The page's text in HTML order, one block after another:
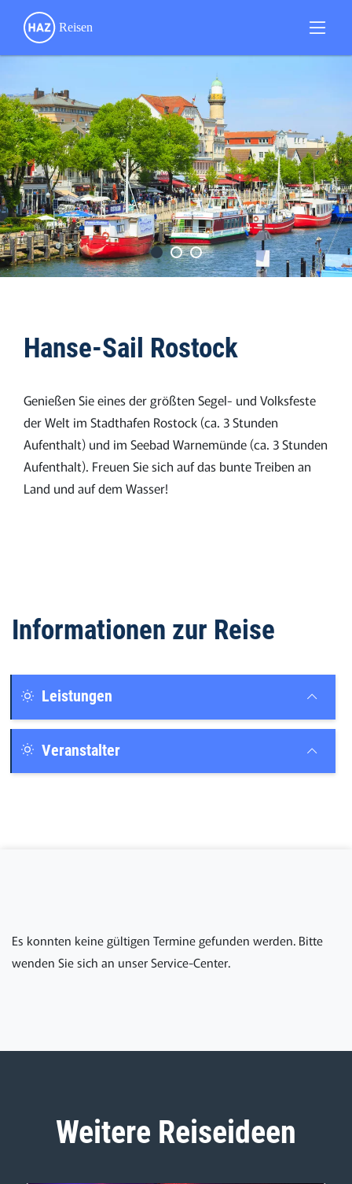
Hanse-Sail Rostock
Genießen Sie eines der größten Segel- und Volksfeste
der Welt im Stadthafen Rostock (ca. 3 Stunden
Aufenthalt) und im Seebad Warnemünde (ca. 3 Stunden
Aufenthalt). Freuen Sie sich auf das bunte Treiben an
Land und auf dem Wasser!
Informationen zur Reise
Leistungen
Veranstalter
Es konnten keine gültigen Termine gefunden werden. Bitte
wenden Sie sich an unser Service-Center.
Weitere Reiseideen